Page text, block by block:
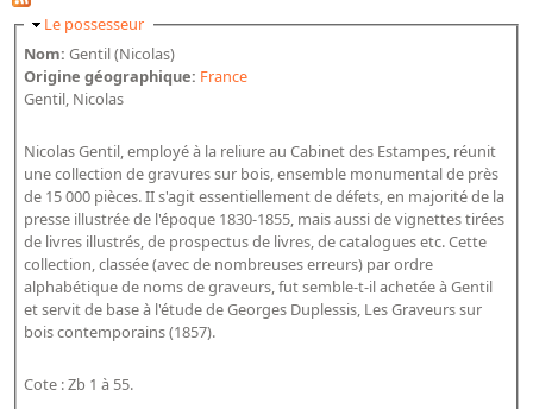
Archives orales
Bibliographies
Bibliographie sur la BnF
France
Dictionnaire de la BnF
Dictionnaire BnF : recherche avancée
Dictionnaire BnF : index
Dictionnaire des fonds spéciaux et des principales collections et
Recherche de fonds, collections et provenances
Masquer
Le possesseur
Nom:Gentil (Nicolas)
Origine géographique: France
Gentil, Nicolas
Nicolas Gentil, employé à la reliure au Cabinet des Estampes, réunit
une collection de gravures sur bois, ensemble monumental de près
de 15 000 pièces. II s'agit essentiellement de défets, en majorité de la
presse illustrée de l'époque 1830-1855, mais aussi de vignettes tirées
de livres illustrés, de prospectus de livres, de catalogues etc. Cette
collection, classée (avec de nombreuses erreurs) par ordre
alphabétique de noms de graveurs, fut semble-t-il achetée à Gentil
et servit de base à l'étude de Georges Duplessis, Les Graveurs sur
bois contemporains (1857).
Cote : Zb 1 à 55.